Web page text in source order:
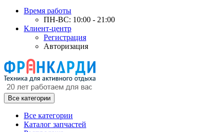
Время работы
ПН-ВС: 10:00 - 21:00
Клиент-центр
Регистрация
Авторизация
Все категории
Все категории
Каталог запчастей